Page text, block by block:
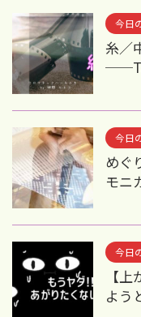
今日
糸／
今日
めぐ
モニ
今日
【
よう